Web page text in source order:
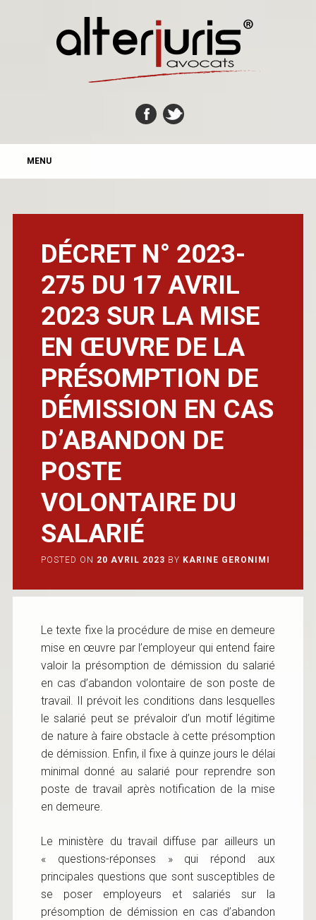
MAIN MENU
MENU
DÉCRET N° 2023-
275 DU 17 AVRIL
2023 SUR LA MISE
EN ŒUVRE DE LA
PRÉSOMPTION DE
DÉMISSION EN CAS
D’ABANDON DE
POSTE
VOLONTAIRE DU
SALARIÉ
POSTED ON 20 AVRIL 2023 BY KARINE GERONIMI
Le texte fixe la procédure de mise en demeure
mise en œuvre par l’employeur qui entend faire
valoir la présomption de démission du salarié
en cas d’abandon volontaire de son poste de
travail. Il prévoit les conditions dans lesquelles
le salarié peut se prévaloir d’un motif légitime
de nature à faire obstacle à cette présomption
de démission. Enfin, il fixe à quinze jours le délai
minimal donné au salarié pour reprendre son
poste de travail après notification de la mise
en demeure.
Le ministère du travail diffuse par ailleurs un
« questions-réponses » qui répond aux
principales questions que sont susceptibles de
se poser employeurs et salariés sur la
présomption de démission en cas d’abandon